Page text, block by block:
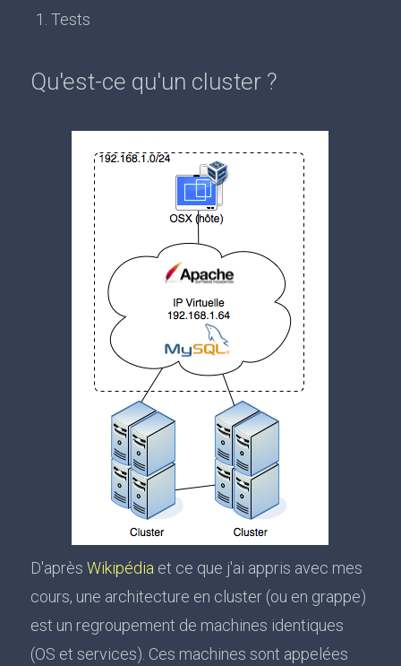
Tests
Qu'est-ce qu'un cluster ?
D'après Wikipédia et ce que j'ai appris avec mes
cours, une architecture en cluster (ou en grappe)
est un regroupement de machines identiques
(OS et services). Ces machines sont appelées